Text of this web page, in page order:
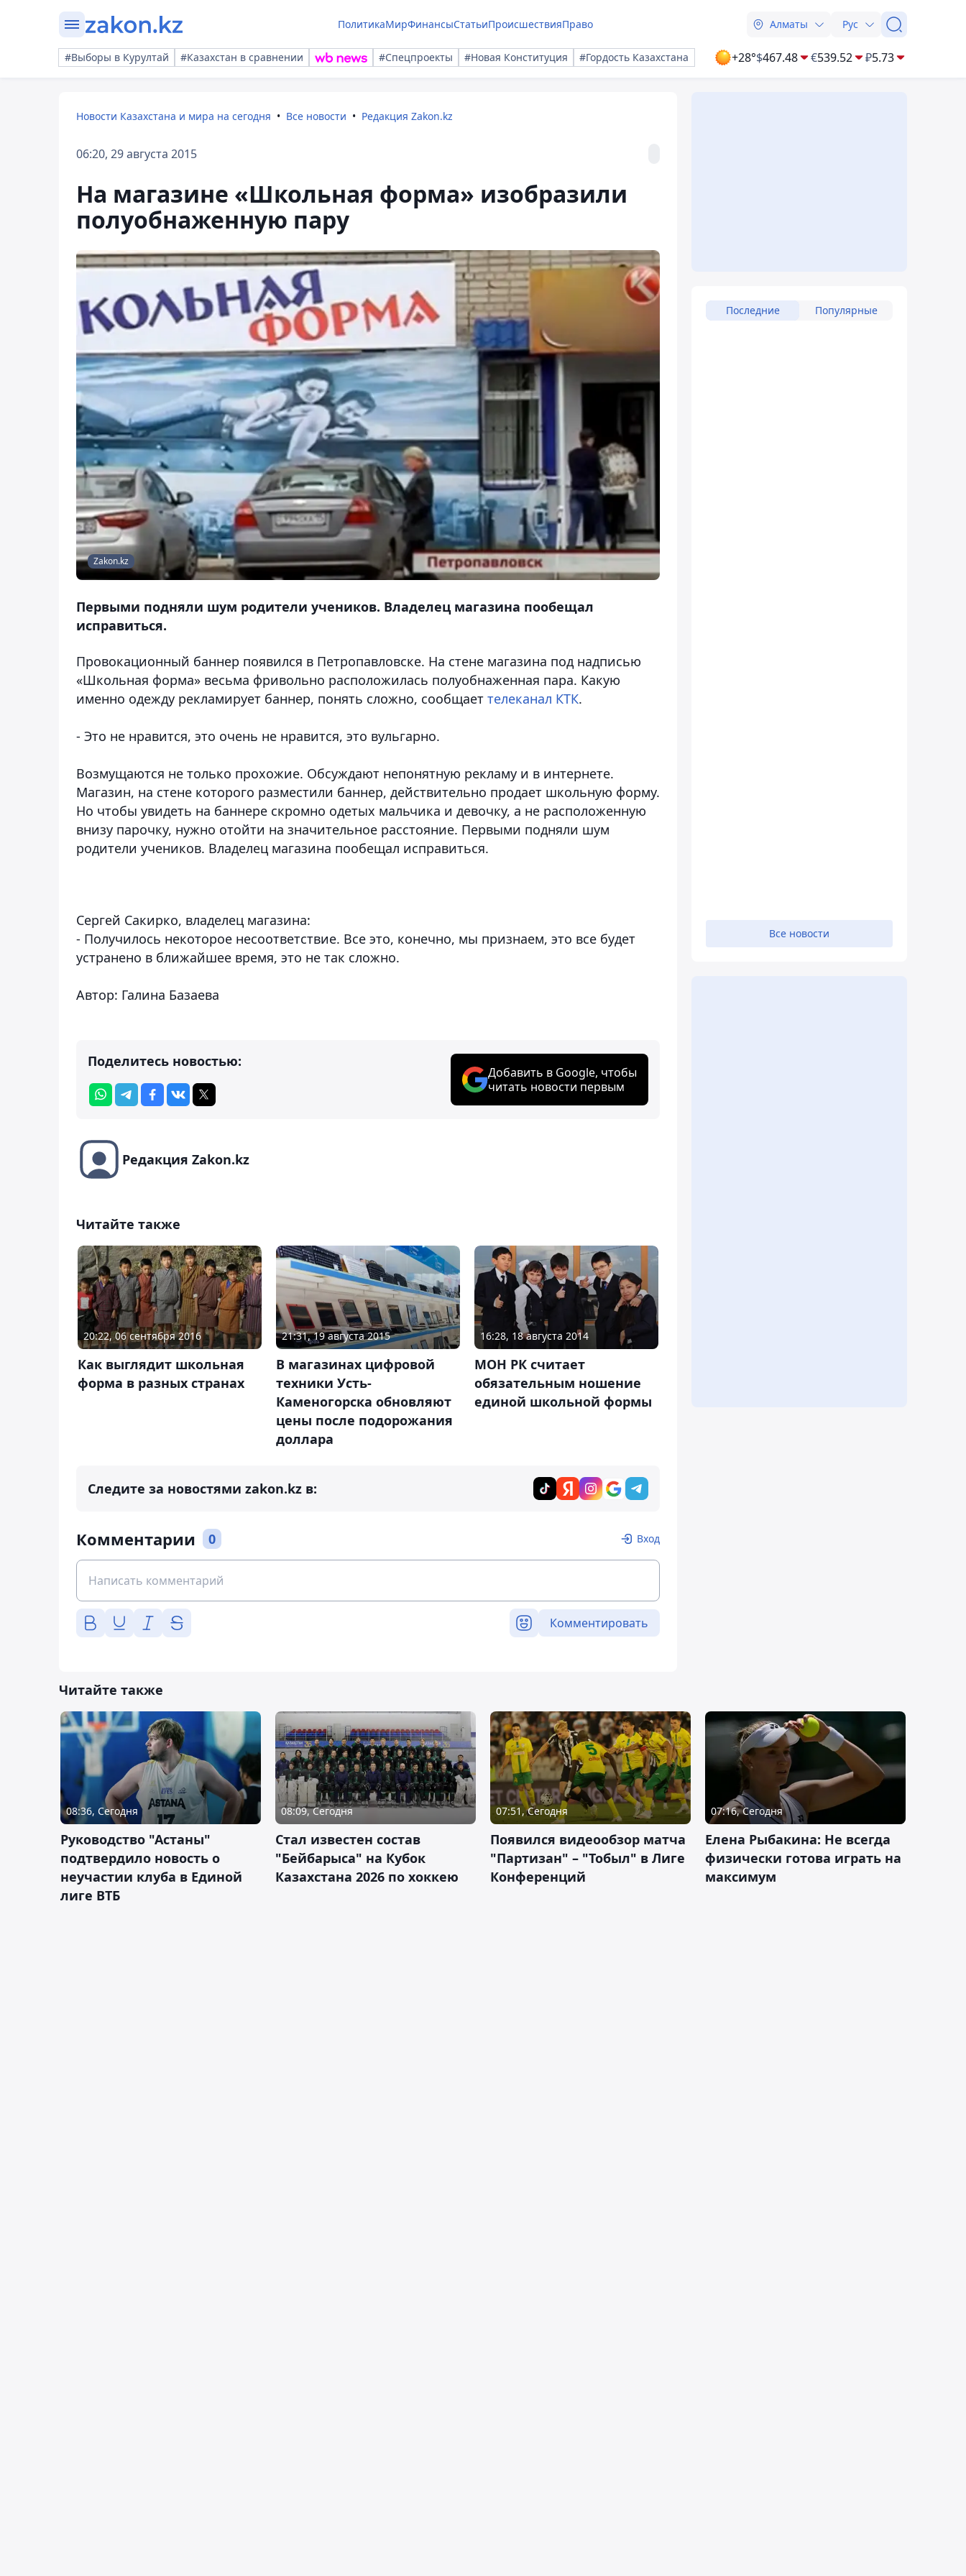
ПолитикаМирФинансыСтатьиПроисшествияПраво Алматы Рус
#Выборы в Курултай #Казахстан в сравнении #Спецпроекты #Новая Конституция #Гордость Казахстана +28°$467.48 €539.52 ₽5.73
Новости Казахстана и мира на сегодня Все новости Редакция Zakon.kz
06:20, 29 августа 2015
На магазине «Школьная форма» изобразили
полуобнаженную пару
Zakon.kz
Первыми подняли шум родители учеников. Владелец магазина пообещал
исправиться.
Провокационный баннер появился в Петропавловске. На стене магазина под надписью
«Школьная форма» весьма фривольно расположилась полуобнаженная пара. Какую
именно одежду рекламирует баннер, понять сложно, сообщает телеканал КТК.
- Это не нравится, это очень не нравится, это вульгарно.
Возмущаются не только прохожие. Обсуждают непонятную рекламу и в интернете.
Магазин, на стене которого разместили баннер, действительно продает школьную форму.
Но чтобы увидеть на баннере скромно одетых мальчика и девочку, а не расположенную
внизу парочку, нужно отойти на значительное расстояние. Первыми подняли шум
родители учеников. Владелец магазина пообещал исправиться.
Сергей Сакирко, владелец магазина:
- Получилось некоторое несоответствие. Все это, конечно, мы признаем, это все будет
устранено в ближайшее время, это не так сложно.
Автор: Галина Базаева
Поделитесь новостью:
Добавить в Google, чтобы
читать новости первым
Редакция Zakon.kz
Читайте также
20:22, 06 сентября 2016
Как выглядит школьная
форма в разных странах
21:31, 19 августа 2015
В магазинах цифровой
техники Усть-
Каменогорска обновляют
цены после подорожания
доллара
16:28, 18 августа 2014
МОН РК считает
обязательным ношение
единой школьной формы
Следите за новостями zakon.kz в:
Комментарии 0 Вход
Комментировать
Последние Популярные
Все новости
Читайте также
08:36, Сегодня
Руководство "Астаны"
подтвердило новость о
неучастии клуба в Единой
лиге ВТБ
08:09, Сегодня
Стал известен состав
"Бейбарыса" на Кубок
Казахстана 2026 по хоккею
07:51, Сегодня
Появился видеообзор матча
"Партизан" – "Тобыл" в Лиге
Конференций
07:16, Сегодня
Елена Рыбакина: Не всегда
физически готова играть на
максимум